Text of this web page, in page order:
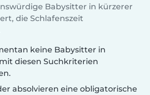
Babysitter in kürzerer
die Schlafenszeit
keine Babysitter in
diesen Suchkriterien
absolvieren eine obligatorische